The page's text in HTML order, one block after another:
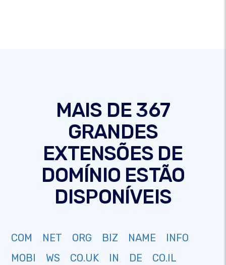
MAIS DE 367
GRANDES
EXTENSÕES DE
DOMÍNIO ESTÃO
DISPONÍVEIS
COM NET ORG BIZ NAME
INFO
MOBI
WS CO.UK IN DE
CO.IL